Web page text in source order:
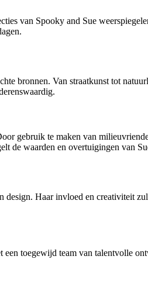
van Spooky and Sue
bronnen. Van straatkunst tot
gebruik te maken van
de waarden en overtuigingen van
design. Haar invloed en creativiteit
toegewijd team van talentvolle